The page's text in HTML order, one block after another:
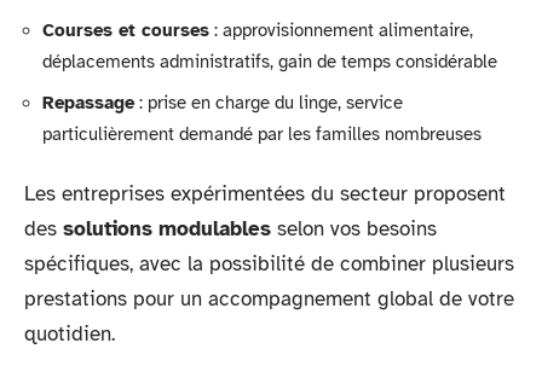
Courses et courses : approvisionnement alimentaire,
déplacements administratifs, gain de temps considérable
Repassage: prise en charge du linge, service
particulièrement demandé par les familles nombreuses
Les entreprises expérimentées du secteur proposent
des solutions modulables selon vos besoins
spécifiques, avec la possibilité de combiner plusieurs
prestations pour un accompagnement global de votre
quotidien.